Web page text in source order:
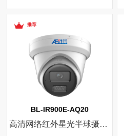
推荐
BL-IR900E-AQ20
高清网络红外星光半球摄像机